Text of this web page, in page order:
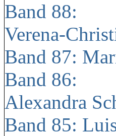
Band 88:
Verena-
Band 87:
Band 86:
Alexandra
Band 85: